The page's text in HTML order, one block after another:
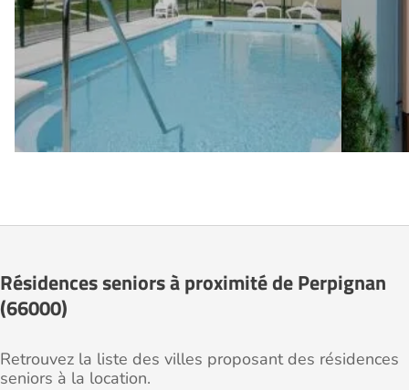
Résidences seniors à proximité de Perpignan
(66000)
Retrouvez la liste des villes proposant des résidences
seniors à la location.